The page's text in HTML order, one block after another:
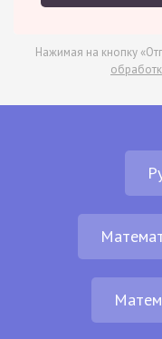
Нажимая на кнопку